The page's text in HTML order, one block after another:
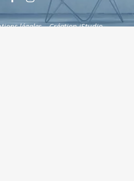
légales–Création iStudio